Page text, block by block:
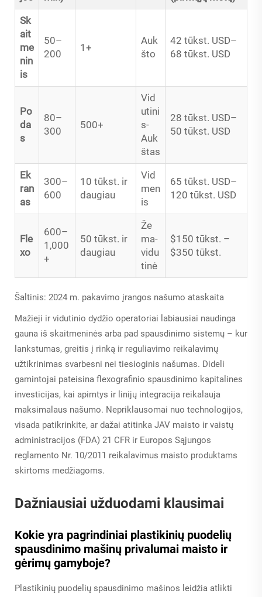
Sk
ait
me
nin
is
50–
200
1+
Auk
što
42 tūkst. USD–
68 tūkst. USD
Po
da
s
80–
300
500+
Vid
utini
s-
Auk
štas
28 tūkst. USD–
50 tūkst. USD
Ek
ran
as
300–
600
10 tūkst. ir
daugiau
Vid
men
is
65 tūkst. USD–
120 tūkst. USD
Fle
xo
600–
1,000
+
50 tūkst. ir
daugiau
Že
ma-
vidu
tinė
$150 tūkst. –
$350 tūkst.
Šaltinis: 2024 m. pakavimo įrangos našumo ataskaita
Mažieji ir vidutinio dydžio operatoriai labiausiai naudinga
gauna iš skaitmeninės arba pad spausdinimo sistemų – kur
lankstumas, greitis į rinką ir reguliavimo reikalavimų
užtikrinimas svarbesni nei tiesioginis našumas. Dideli
gamintojai pateisina flexografinio spausdinimo kapitalines
investicijas, kai apimtys ir linijų integracija reikalauja
maksimalaus našumo. Nepriklausomai nuo technologijos,
visada patikrinkite, ar dažai atitinka JAV maisto ir vaistų
administracijos (FDA) 21 CFR ir Europos Sąjungos
reglamento Nr. 10/2011 reikalavimus maisto produktams
skirtoms medžiagoms.
Dažniausiai užduodami klausimai
Kokie yra pagrindiniai plastikinių puodelių
spausdinimo mašinų privalumai maisto ir
gėrimų gamyboje?
Plastikinių puodelių spausdinimo mašinos leidžia atlikti